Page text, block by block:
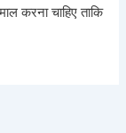
करना चाहिए ताकि